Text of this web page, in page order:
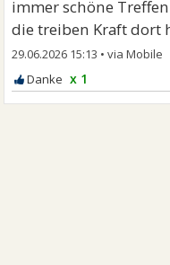
immer schöne
die treiben Kraft dort
29.06.2026 15:13 •
x 1